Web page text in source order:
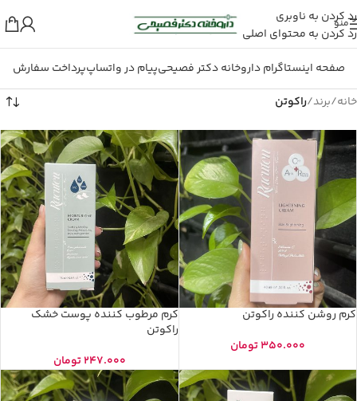
رد کردن به ناوبری
رد کردن به محتوای اصلی
منو
صفحه اینستاگرام داروخانه دکتر فصیحیپیام در واتساپپرداخت سفارش
خانه/برند/راکوتن
کرم روشن کننده راکوتن
350.000تومان
کرم مرطوب کننده پوست خشک
راکوتن
247.000تومان